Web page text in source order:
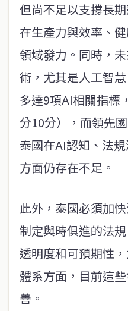
但尚不足以支撐長
在生產力與效率、
領域發力。同時，
術，尤其是人工智
多達9項AI相關指標
分10分），而領先
泰國在AI認知、法
方面仍存在不足。
此外，泰國必須加
制定與時俱進的法
透明度和可預期性
體系方面，目前這
善。